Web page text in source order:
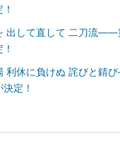
出して直して 二刀流――
利休に負けぬ 詫びと錆
定！